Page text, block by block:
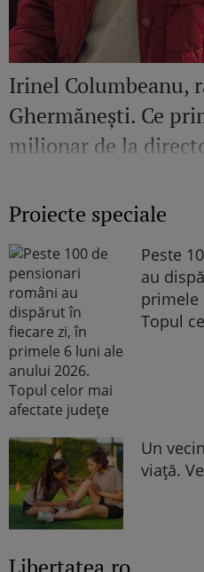
Irinel Columbeanu,
Ghermănești. Ce
milionar de la
Proiecte speciale
Peste
au
primele
Topul
Un
viață.